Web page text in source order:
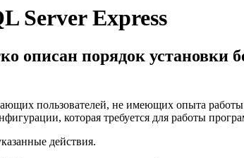
Server Express
описан порядок
пользователей, не имеющих опыта
которая требуется для работы
действия.